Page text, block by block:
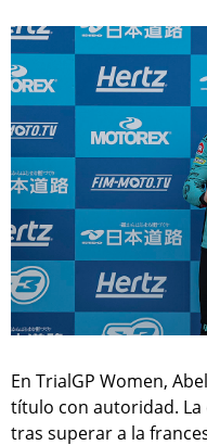
En TrialGP Women,
título con autoridad.
tras superar a la